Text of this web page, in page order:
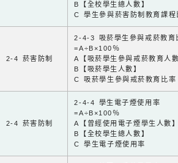
B【全校學生總人數】
C 學生參與菸害防制教育課程
2-4 菸害防制
2-4-3 吸菸學生參與戒菸教育
=A÷B×100％
A【吸菸學生參與戒菸教育人
B【吸菸學生人數】
C 吸菸學生參與戒菸教育比率
2-4 菸害防制
2-4-4 學生電子煙使用率
=A÷B×100％
A【曾經使用電子煙學生人數
B【全校學生總人數】
C 學生電子煙使用率